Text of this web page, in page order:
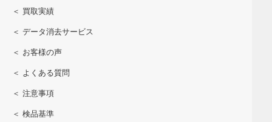
＜ 買取実績
＜ データ消去サービス
＜ お客様の声
＜ よくある質問
＜ 注意事項
＜ 検品基準